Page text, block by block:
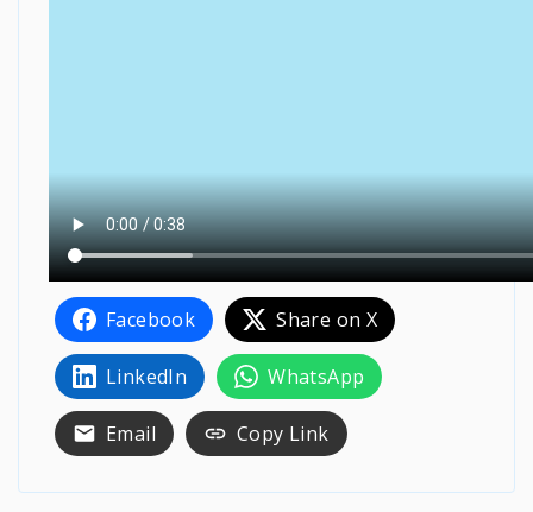
Facebook Share on X
LinkedIn WhatsApp
Email Copy Link